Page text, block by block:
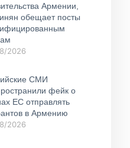
Армении,
обещает посты
2026
СМИ
фейк о
ЕС отправлять
в Армению
2026